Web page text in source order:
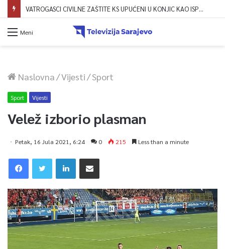
VATROGASCI CIVILNE ZAŠTITE KS UPUĆENI U KONJIC KAO ISPOMOĆ U GAŠENJU POŽARA
Meni
Naslovna/Vijesti/Sport
Sport Vijesti
Velež izborio plasman
Petak, 16 Jula 2021, 6:24 0 215 Less than a minute